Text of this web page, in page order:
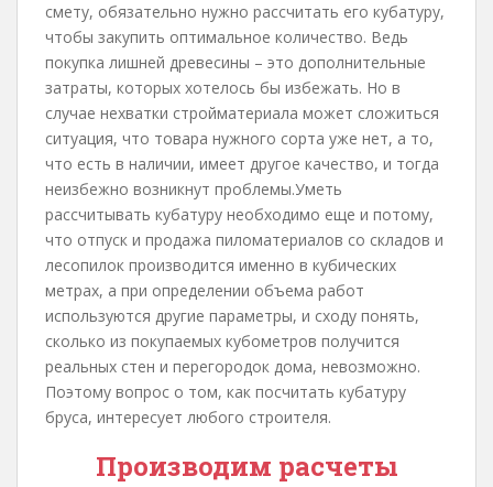
смету, обязательно нужно рассчитать его кубатуру,
чтобы закупить оптимальное количество. Ведь
покупка лишней древесины – это дополнительные
затраты, которых хотелось бы избежать. Но в
случае нехватки стройматериала может сложиться
ситуация, что товара нужного сорта уже нет, а то,
что есть в наличии, имеет другое качество, и тогда
неизбежно возникнут проблемы.Уметь
рассчитывать кубатуру необходимо еще и потому,
что отпуск и продажа пиломатериалов со складов и
лесопилок производится именно в кубических
метрах, а при определении объема работ
используются другие параметры, и сходу понять,
сколько из покупаемых кубометров получится
реальных стен и перегородок дома, невозможно.
Поэтому вопрос о том, как посчитать кубатуру
бруса, интересует любого строителя.
Производим расчеты